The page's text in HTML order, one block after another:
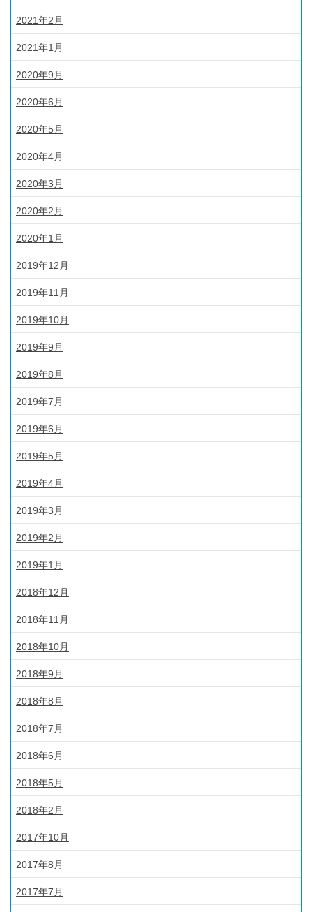
2021年2月
2021年1月
2020年9月
2020年6月
2020年5月
2020年4月
2020年3月
2020年2月
2020年1月
2019年12月
2019年11月
2019年10月
2019年9月
2019年8月
2019年7月
2019年6月
2019年5月
2019年4月
2019年3月
2019年2月
2019年1月
2018年12月
2018年11月
2018年10月
2018年9月
2018年8月
2018年7月
2018年6月
2018年5月
2018年2月
2017年10月
2017年8月
2017年7月